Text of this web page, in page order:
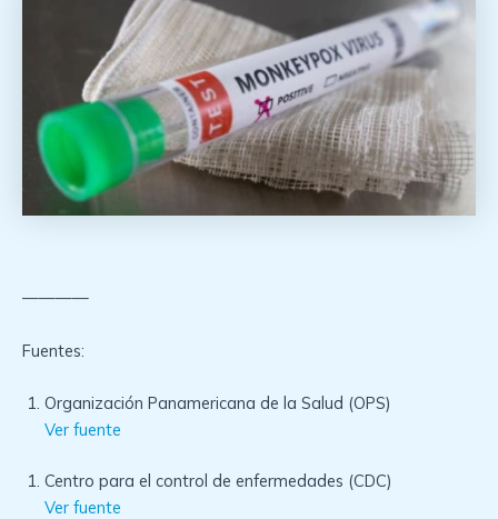
————
Fuentes:
Organización Panamericana de la Salud (OPS)
Ver fuente
Centro para el control de enfermedades (CDC)
Ver fuente